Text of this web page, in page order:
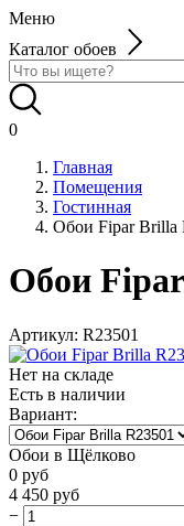
Меню
Каталог обоев
0
Главная
Помещения
Гостинная
Обои Fipar Brilla
Обои
Артикул: R23501
Нет на складе
Есть в наличии
Вариант:
Обои в Щёлково
0 руб
4 450 руб
−